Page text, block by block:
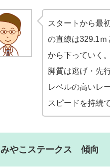
スタートから最
の直線は329.1
から下っていく。
脚質は逃げ・先
レベルの高いレ
スピードを持続
みやこステークス 傾向